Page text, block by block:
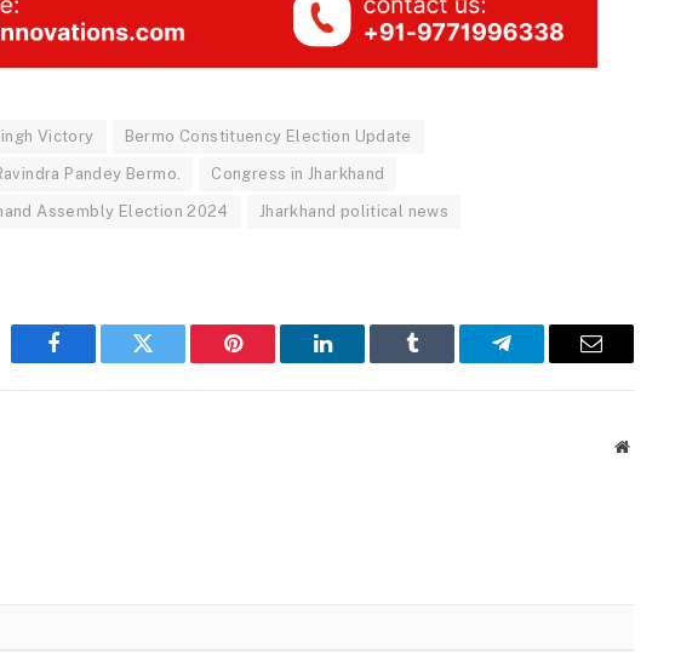
Victory Bermo Constituency Election Update
Pandey Bermo. Congress in Jharkhand
Assembly Election 2024 Jharkhand political news
Facebook Twitter Pinterest LinkedIn Tumblr Telegram Email
Website